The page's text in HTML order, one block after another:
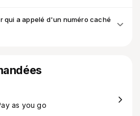
qui a appelé d'un numéro caché
as you go